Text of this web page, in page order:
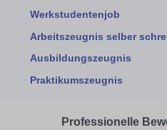
Werkstudentenjob
Arbeitszeugnis selber
Ausbildungszeugnis
Praktikumszeugnis
Professionelle